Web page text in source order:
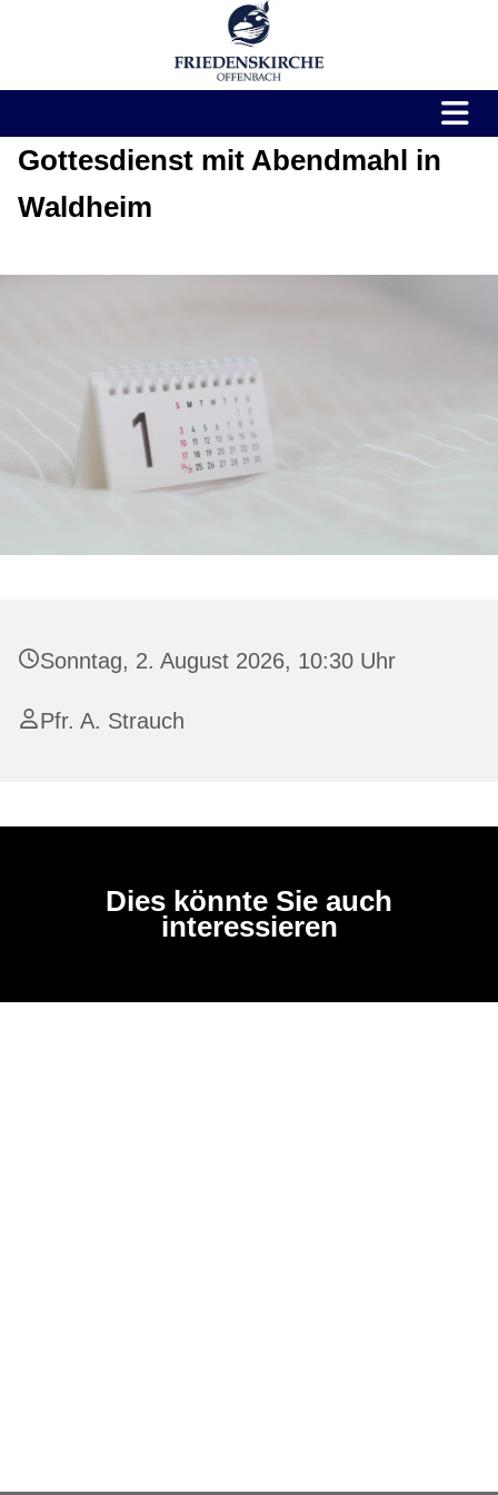
Gottesdienst mit Abendmahl in
Waldheim
Sonntag, 2. August 2026, 10:30 Uhr
Pfr. A. Strauch
Dies könnte Sie auch
interessieren